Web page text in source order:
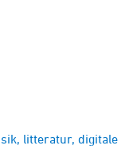
litteratur, digitale